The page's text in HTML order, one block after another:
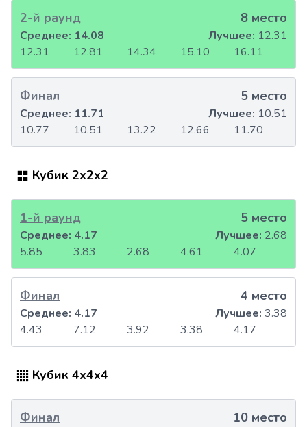
2-й раунд 8 место
12.31 12.81 14.34 15.10 16.11
Среднее: 14.08 Лучшее: 12.31
Финал 5 место
10.77 10.51 13.22 12.66 11.70
Среднее: 11.71 Лучшее: 10.51
Кубик 2x2x2
1-й раунд 5 место
5.85 3.83 2.68 4.61 4.07
Среднее: 4.17 Лучшее: 2.68
Финал 4 место
4.43 7.12 3.92 3.38 4.17
Среднее: 4.17 Лучшее: 3.38
Кубик 4x4x4
Финал 10 место